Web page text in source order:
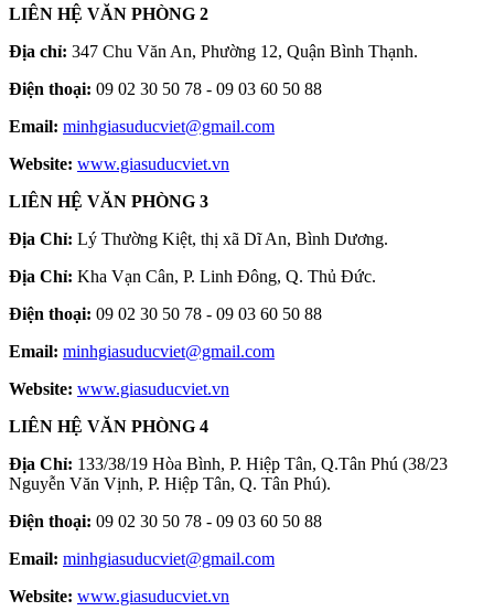
LIÊN HỆ VĂN PHÒNG 2
Địa chỉ: 347 Chu Văn An, Phường 12, Quận Bình Thạnh.
Điện thoại: 09 02 30 50 78 - 09 03 60 50 88
Email: minhgiasuducviet@gmail.com
Website: www.giasuducviet.vn
LIÊN HỆ VĂN PHÒNG 3
Địa Chỉ: Lý Thường Kiệt, thị xã Dĩ An, Bình Dương.
Địa Chỉ: Kha Vạn Cân, P. Linh Đông, Q. Thủ Đức.
Điện thoại: 09 02 30 50 78 - 09 03 60 50 88
Email: minhgiasuducviet@gmail.com
Website: www.giasuducviet.vn
LIÊN HỆ VĂN PHÒNG 4
Địa Chỉ: 133/38/19 Hòa Bình, P. Hiệp Tân, Q.Tân Phú (38/23
Nguyễn Văn Vịnh, P. Hiệp Tân, Q. Tân Phú).
Điện thoại: 09 02 30 50 78 - 09 03 60 50 88
Email: minhgiasuducviet@gmail.com
Website: www.giasuducviet.vn